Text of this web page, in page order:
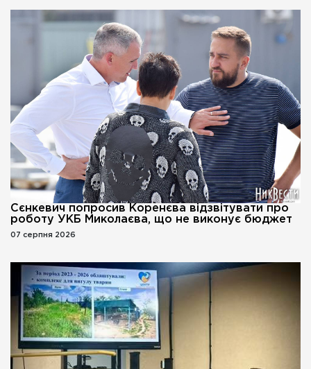
Сєнкевич попросив Коренєва відзвітувати про
роботу УКБ Миколаєва, що не виконує бюджет
07 серпня 2026